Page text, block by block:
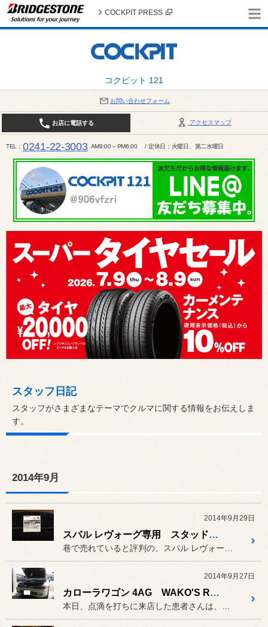
コクピット 121
COCKPIT PRESS
お問い合わせフォーム
アクセスマップ
お店に電話する
TEL 0241-22-3003 AM9:00～PM6:00 / 定休日：火曜日、第二水曜日
スタッフ日記
スタッフがさまざまなテーマでクルマに関する情報をお伝えしま
す。
2014年9月
2014年9月29日
スバル レヴォーグ専用 スタッドレスタイヤ誕生！！
2014年9月27日
カローラワゴン 4AG WAKO'S RECS施工